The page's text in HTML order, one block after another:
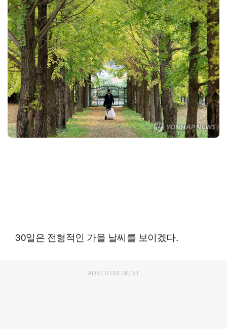
30일은 전형적인 가을 날씨를 보이겠다.
ADVERTISEMENT